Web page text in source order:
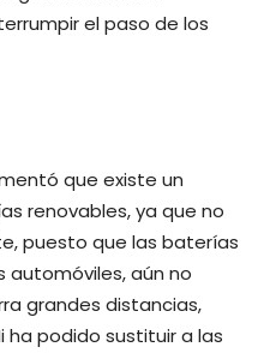
el paso de los
que existe un
renovables, ya que no
puesto que las baterías
automóviles, aún no
grandes distancias,
ha podido sustituir a las